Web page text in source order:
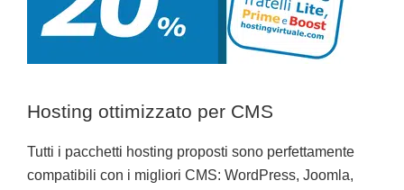
Hosting ottimizzato per CMS
Tutti i pacchetti hosting proposti sono perfettamente
compatibili con i migliori CMS: WordPress, Joomla,